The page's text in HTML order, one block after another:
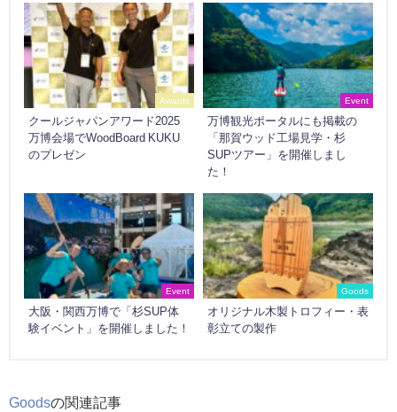
Awards
クールジャパンアワード2025
万博会場でWoodBoard KUKU
のプレゼン
Event
万博観光ポータルにも掲載の
「那賀ウッド工場見学・杉
SUPツアー」を開催しまし
た！
Event
大阪・関西万博で「杉SUP体
験イベント」を開催しました！
Goods
オリジナル木製トロフィー・表
彰立ての製作
Goodsの関連記事